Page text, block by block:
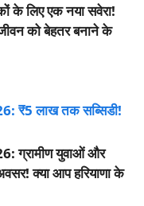
के लिए एक नया सवेरा!
को बेहतर बनाने के
₹5 लाख तक सब्सिडी!
ग्रामीण युवाओं और
क्या आप हरियाणा के